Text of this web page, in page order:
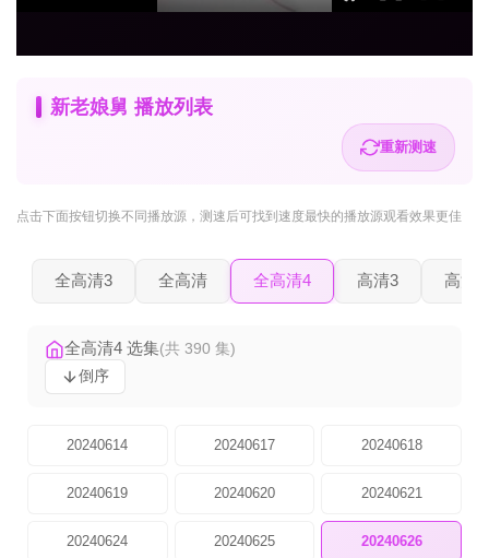
新老娘舅 播放列表
重新测速
点击下面按钮切换不同播放源 ，测速后可找到速度最快的播放源观看效果更佳
全高清3 全高清 全高清4 高清3 高清2
全高清4 选集(共 390 集)
倒序
20240614 20240617 20240618
20240619 20240620 20240621
20240624 20240625 20240626